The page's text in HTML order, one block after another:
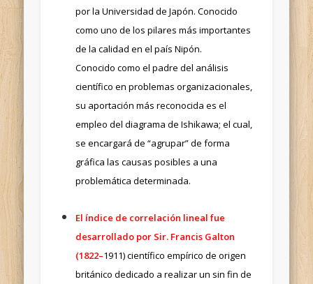
por la Universidad de Japón. Conocido
como uno de los pilares más importantes
de la calidad en el país Nipón.
Conocido como el padre del análisis
científico en problemas organizacionales,
su aportación más reconocida es el
empleo del diagrama de Ishikawa; el cual,
se encargará de “agrupar” de forma
gráfica las causas posibles a una
problemática determinada.
El índice de correlación lineal fue
desarrollado por Sir. Francis Galton
(1822–1911) científico empírico de origen
británico dedicado a realizar un sin fin de